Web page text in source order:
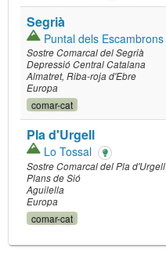
Segrià
Puntal dels Escambrons
Sostre Comarcal del Segrià
Depressió Central Catalana
Almatret Riba-roja d'Ebre
Europa
comar-cat
Pla d'Urgell
Lo Tossal
Sostre Comarcal del Pla d'Urgell
Plans de Sió
Aguilella
Europa
comar-cat